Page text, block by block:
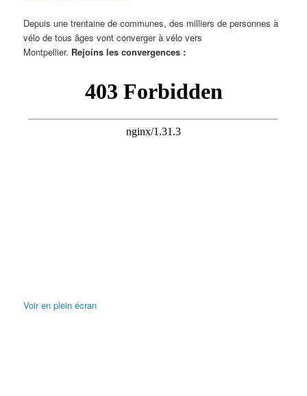
Depuis une trentaine de communes, des milliers de personnes à
vélo de tous âges vont converger à vélo vers
Montpellier. Rejoins les convergences :
Voir en plein écran